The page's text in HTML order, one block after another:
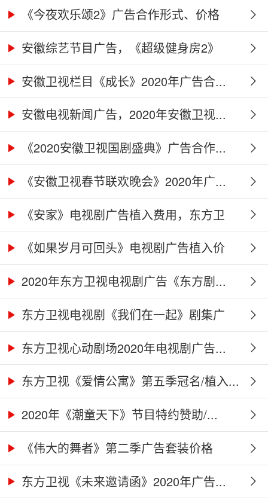
别...《今夜欢乐颂2》广告合作形式、价格
及...安徽综艺节目广告，《超级健身房2》
广...安徽卫视栏目《成长》2020年广告合...
安徽电视新闻广告，2020年安徽卫视...
《2020安徽卫视国剧盛典》广告合作...
《安徽卫视春节联欢晚会》2020年广...
《安家》电视剧广告植入费用，东方卫
视...《如果岁月可回头》电视剧广告植入价
格...2020年东方卫视电视剧广告《东方剧...
东方卫视电视剧《我们在一起》剧集广
告...东方卫视心动剧场2020年电视剧广告...
东方卫视《爱情公寓》第五季冠名/植入...
2020年《潮童天下》节目特约赞助/...
《伟大的舞者》第二季广告套装价格
（硬...
东方卫视《未来邀请函》2020年广告...